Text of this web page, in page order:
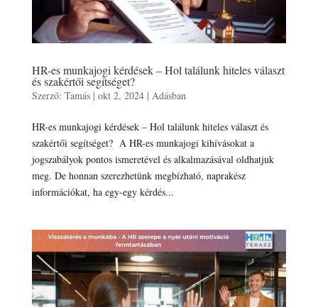
HR-es munkajogi kérdések – Hol találunk hiteles választ
és szakértői segítséget?
Szerző: Tamás| okt 2, 2024| Adásban
HR-es munkajogi kérdések – Hol találunk hiteles választ és
szakértői segítséget? A HR-es munkajogi kihívásokat a
jogszabályok pontos ismeretével és alkalmazásával oldhatjuk
meg. De honnan szerezhetünk megbízható, naprakész
információkat, ha egy-egy kérdés...